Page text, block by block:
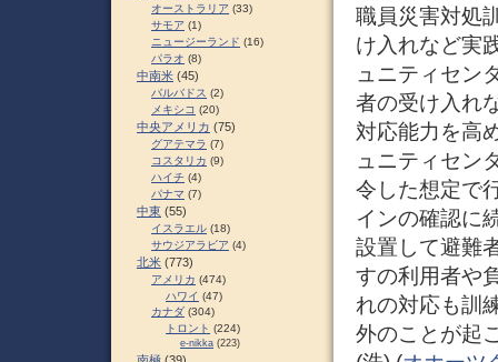
職員災害対処
け入れなど実
ュニティセン
者の受け入れ
対応能力を高
ュニティセン
令した想定で
インの確認に
設置して避難
すの利用者や
れの対応も訓
外のことが起
オーストラリア (33)
サモア (1)
ニュージーランド (16)
パラオ (8)
中南米 (45)
バルバドス (2)
メキシコ (20)
中央アメリカ (75)
グアテマラ (7)
コスタリカ (9)
ハイチ (4)
パナマ (7)
中東 (55)
イスラエル (18)
サウジアラビア (4)
北米 (773)
アメリカ (474)
ハワイ (47)
カナダ (304)
トロント (224)
e-nikka (223)